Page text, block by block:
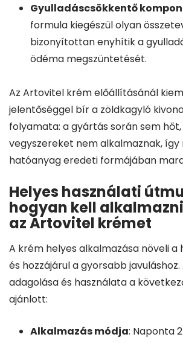
Gyulladáscsökkentő
formula kiegészül olyan
bizonyítottan enyhítik a
ödéma megszüntetését.
Az Artovitel krém előállításánál
jelentőséggel bír a zöldkagyló
folyamata: a gyártás során sem
vegyszereket nem alkalmaznak,
hatóanyag eredeti formájában
Helyes használati
hogyan kell
az Artovitel krémet
A krém helyes alkalmazása növeli
és hozzájárul a gyorsabb
adagolása és használata a
ajánlott:
Alkalmazás módja: Naponta